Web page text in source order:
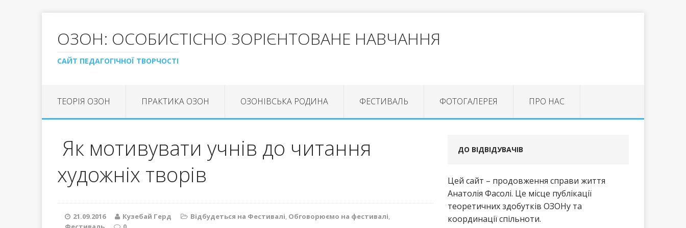
ОЗОН: ОСОБИСТІСНО ЗОРІЄНТОВАНЕ НАВЧАННЯ
САЙТ ПЕДАГОГІЧНОЇ ТВОРЧОСТІ
ТЕОРІЯ ОЗОН ПРАКТИКА ОЗОН ОЗОНІВСЬКА РОДИНА ФЕСТИВАЛЬ ФОТОГАЛЕРЕЯ ПРО НАС
Як мотивувати учнів до читання
художніх творів
21.09.2016 Кузебай Герд Відбудеться на Фестивалі, Обговорюємо на фестивалі,
ДО ВІДВІДУВАЧІВ
Цей сайт – продовження справи життя
Анатолія Фасолі. Це місце публікації
теоретичних здобутків ОЗОНу та
координації спільноти.